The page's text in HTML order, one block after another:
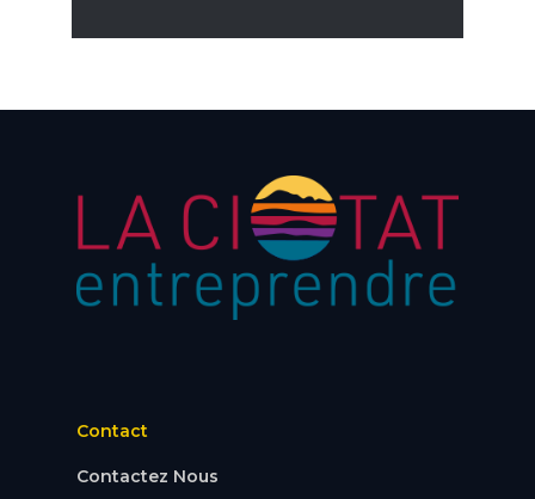
Contact
Contactez Nous